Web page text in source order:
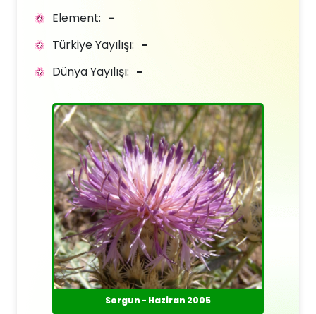
Element: -
Türkiye Yayılışı: -
Dünya Yayılışı: -
Sorgun - Haziran 2005